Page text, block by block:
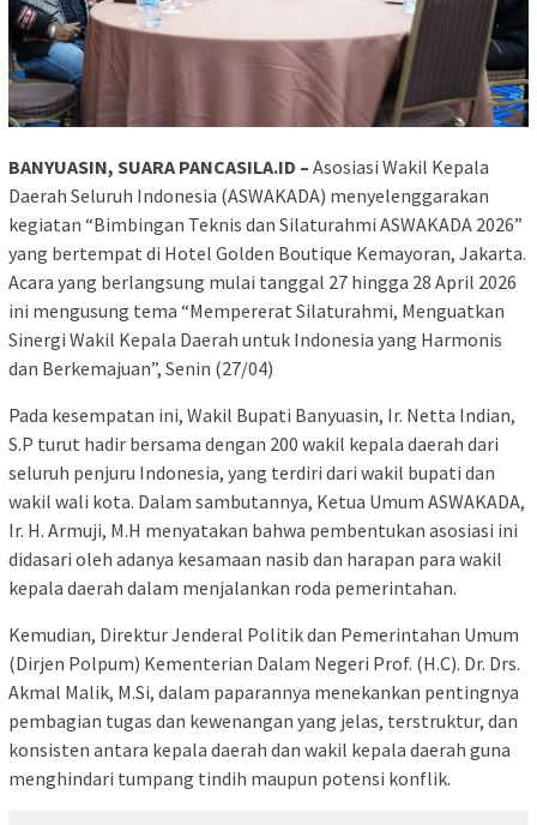
BANYUASIN, SUARA PANCASILA.ID – Asosiasi Wakil Kepala
Daerah Seluruh Indonesia (ASWAKADA) menyelenggarakan
kegiatan “Bimbingan Teknis dan Silaturahmi ASWAKADA 2026”
yang bertempat di Hotel Golden Boutique Kemayoran, Jakarta.
Acara yang berlangsung mulai tanggal 27 hingga 28 April 2026
ini mengusung tema “Mempererat Silaturahmi, Menguatkan
Sinergi Wakil Kepala Daerah untuk Indonesia yang Harmonis
dan Berkemajuan”, Senin (27/04)
Pada kesempatan ini, Wakil Bupati Banyuasin, Ir. Netta Indian,
S.P turut hadir bersama dengan 200 wakil kepala daerah dari
seluruh penjuru Indonesia, yang terdiri dari wakil bupati dan
wakil wali kota. Dalam sambutannya, Ketua Umum ASWAKADA,
Ir. H. Armuji, M.H menyatakan bahwa pembentukan asosiasi ini
didasari oleh adanya kesamaan nasib dan harapan para wakil
kepala daerah dalam menjalankan roda pemerintahan.
Kemudian, Direktur Jenderal Politik dan Pemerintahan Umum
(Dirjen Polpum) Kementerian Dalam Negeri Prof. (H.C). Dr. Drs.
Akmal Malik, M.Si, dalam paparannya menekankan pentingnya
pembagian tugas dan kewenangan yang jelas, terstruktur, dan
konsisten antara kepala daerah dan wakil kepala daerah guna
menghindari tumpang tindih maupun potensi konflik.